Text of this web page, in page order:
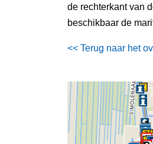
de rechterkant van
beschikbaar de
<< Terug naar het